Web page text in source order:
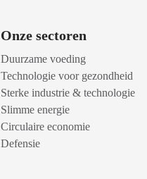
Onze sectoren
Duurzame voeding
Technologie voor gezondheid
Sterke industrie & technologie
Slimme energie
Circulaire economie
Defensie